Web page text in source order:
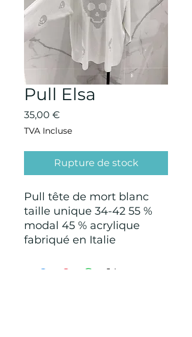
Pull Elsa
35,00 €
TVA Incluse
Rupture de stock
Pull tête de mort blanc
taille unique 34-42 55 %
modal 45 % acrylique
fabriqué en Italie